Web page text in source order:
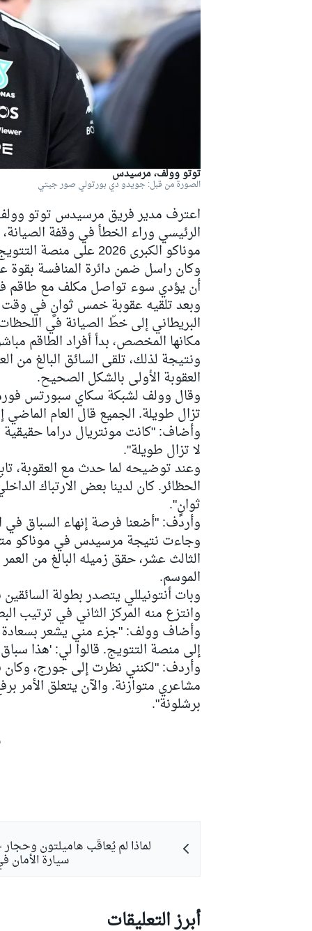
سباقات التحمّل
توتو وولف، مرسيدس
الصورة من قبل: جويدو دي بورتولي صور جيتي
اعترف مدير فريق مرسيدس توتو وولف
الرئيسي وراء الخطأ في وقفة
موناكو الكبرى 2026 على منصة التتويج.
وكان راسل ضمن دائرة المنافسة بقوة
أن يؤدي سوء تواصل مكلف مع طاقم
البريطاني إلى خطّ الصيانة في
مكانها المخصص، بدأ أفراد الطاقم
العقوبة الأولى بالشكل الصحيح.
تزال طويلة. الجميع قال العام
لا تزال طويلة".
وعند توضيحه لما حدث مع العقوبة،
الحظائر. كان لدينا بعض الارتباك
ثوانٍ".
وأردف: "أضعنا فرصة إنهاء السباق في
وجاءت نتيجة مرسيدس في موناكو
الموسم.
وانتزع منه المركز الثاني في ترتيب
وأضاف وولف: "جزء مني يشعر بسعادة
إلى منصة التتويج. قالوا لي: 'هذا
وأردف: "لكنني نظرت إلى جورج، وكان
مشاعري متوازنة. والآن يتعلق الأمر
برشلونة".
لماذا لم يُعاقَب هاميلتون
سيارة الأمان
أبرز التعليقات